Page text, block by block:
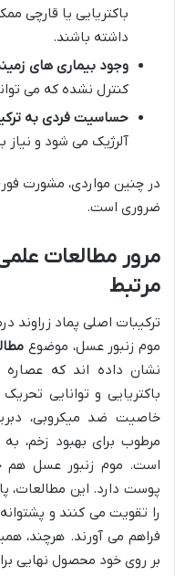
باکتریایی یا قارچی
داشته باشند.
وجود بیماری های
کنترل نشده که می
حساسیت فردی به
آلرژیک می شود و
در چنین مواردی، مشورت
ضروری است.
مرور مطالعات
مرتبط
ترکیبات اصلی پماد زراوند
موم زنبور عسل، موضوع
نشان داده اند که عصاره
باکتریایی و توانایی
خاصیت ضد میکروبی،
مرطوب برای بهبود زخم، به
است. موم زنبور عسل هم
پوست دارد. این مطالعات،
را تقویت می کنند و
فراهم می آورند. هرچند،
بر روی خود محصول نهایی